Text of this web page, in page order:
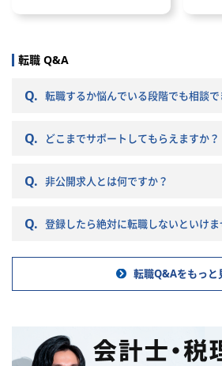
ャリ
った
税理
税
さい
転職 Q&A
Q. 転職するか悩んでいる段階でも相談で
Q. どこまでサポートしてもらえますか？
Q. 非公開求人とは何ですか？
Q. 登録したら絶対に転職しないといけま
転職Q&Aをもっと